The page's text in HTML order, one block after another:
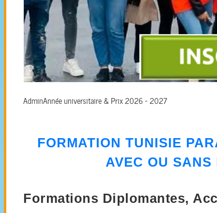
AdminAnnée universitaire & Prix 2026 - 2027
FORMATION TUNISIE
AVEC OU SANS
Formations Diplomantes,